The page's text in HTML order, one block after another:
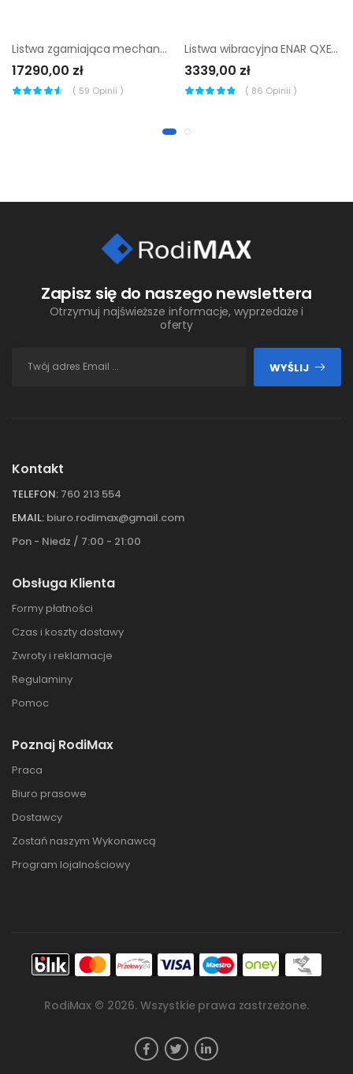
Listwa zgarniająca mechaniczna 7,5m łata profilująca jazon lm7m
17290,00 zł
( 59 Opinii )
Listwa wibracyjna ENAR QXE TURBO (Profil 2,5 m)
3339,00 zł
( 86 Opinii )
Zapisz się do naszego newslettera
Otrzymuj najświeższe informacje, wyprzedaże i
oferty
WYŚLIJ
Kontakt
TELEFON: 760 213 554
EMAIL: biuro.rodimax@gmail.com
Pon - Niedz / 7:00 - 21:00
Obsługa Klienta
Formy płatności
Czas i koszty dostawy
Zwroty i reklamacje
Regulaminy
Pomoc
Poznaj RodiMax
Praca
Biuro prasowe
Dostawcy
Zostań naszym Wykonawcą
Program lojalnościowy
RodiMax © 2026. Wszystkie prawa zastrzeżone.